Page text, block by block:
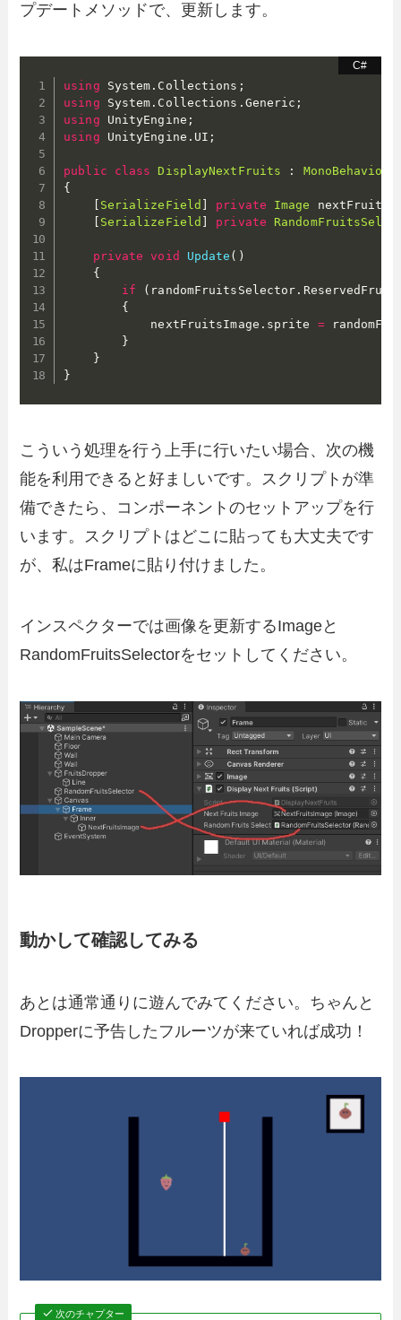
プデートメソッドで、更新します。
using System . Collections ;
using System . Collections . Generic ;
using UnityEngine ;
using UnityEngine . UI ;
public class DisplayNextFruits :
MonoBehaviour
{
SerializeField private Image
SerializeField private
private void Update ( )
{
if
( randomFruitsSelector .
{
            nextFruitsImage
. sprite =
}
}
}
こういう処理を行う上手に行いたい場合、次の機
能を利用できると好ましいです。スクリプトが準
備できたら、コンポーネントのセットアップを行
います。スクリプトはどこに貼っても大丈夫です
が、私はFrameに貼り付けました。
インスペクターでは画像を更新するImageと
RandomFruitsSelectorをセットしてください。
動かして確認してみる
あとは通常通りに遊んでみてください。ちゃんと
Dropperに予告したフルーツが来ていれば成功！
次のチャプター